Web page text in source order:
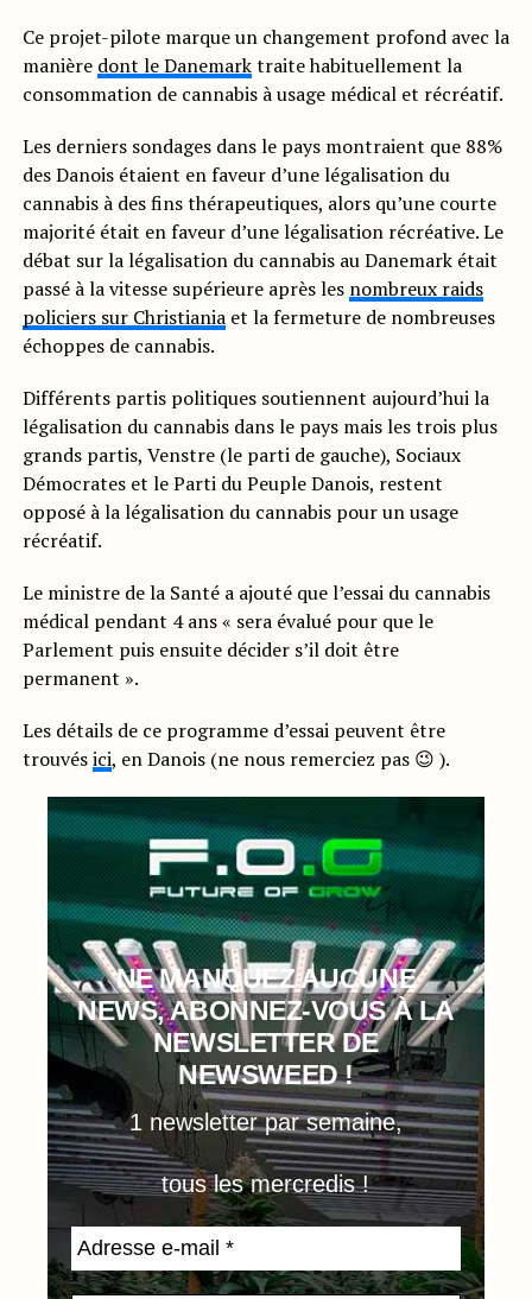
Ce projet-pilote marque un changement profond avec la
manière dont le Danemarktraite habituellement la
consommation de cannabis à usage médical et récréatif.
Les derniers sondages dans le pays montraient que 88%
des Danois étaient en faveur d’une légalisation du
cannabis à des fins thérapeutiques, alors qu’une courte
majorité était en faveur d’une légalisation récréative. Le
débat sur la légalisation du cannabis au Danemark était
passé à la vitesse supérieure après les nombreux raids
policiers sur Christianiaet la fermeture de nombreuses
échoppes de cannabis.
Différents partis politiques soutiennent aujourd’hui la
légalisation du cannabis dans le pays mais les trois plus
grands partis, Venstre (le parti de gauche), Sociaux
Démocrates et le Parti du Peuple Danois, restent
opposé à la légalisation du cannabis pour un usage
récréatif.
Le ministre de la Santé a ajouté que l’essai du cannabis
médical pendant 4 ans « sera évalué pour que le
Parlement puis ensuite décider s’il doit être
permanent ».
Les détails de ce programme d’essai peuvent être
trouvésici, en Danois (ne nous remerciez pas 😉 ).
NE MANQUEZ AUCUNE
NEWS, ABONNEZ-VOUS À LA
NEWSLETTER DE
NEWSWEED !
1 newsletter par semaine,
tous les mercredis !